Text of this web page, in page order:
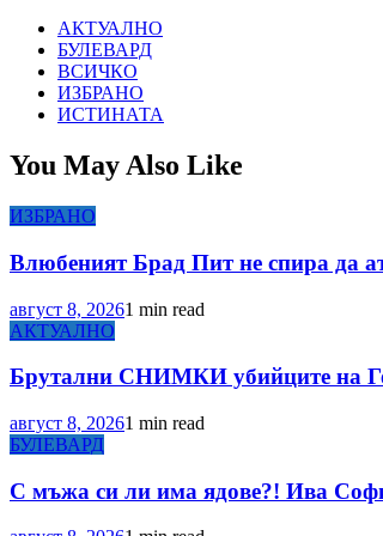
АКТУАЛНО
БУЛЕВАРД
ВСИЧКО
ИЗБРАНО
ИСТИНАТА
You May Also Like
ИЗБРАНО
Влюбеният Брад Пит не спира да
август 8, 20261 min read
АКТУАЛНО
Брутални СНИМКИ убийците на
август 8, 20261 min read
БУЛЕВАРД
С мъжа си ли има ядове?! Ива